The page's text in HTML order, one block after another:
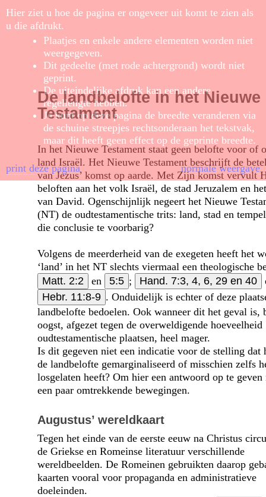
Hier ziet u hoe de pagina er ongeveer uit komt te zien als
u die afdrukt.
Plaatjes en enkele andere elementen worden niet
weergegeven.
Dit gedeelte (met rode achtergrond) wordt niet
geprint.
De uiteindelijke afdruk kan een andere
regellengte hebben.
Je kunt op deze pagina de breedte veranderen via
de schuine streepjes rechtsonderaan het tekstvak,
maar dit heeft geen effect op de geprinte breedte.
normale weergave
print deze pagina
De landbelofte in het Nieuwe
Testament
In het Nieuwe Testament staat geen belofte voor of
land Israël. Het Nieuwe Testament beschrijft de
van Jezus’ komst op aarde. Met Zijn komst vervult
beloften aan het volk Israël, de stad Jeruzalem en
van David. Ogenschijnlijk negeert het Nieuwe
(NT) de oudtestamentische trits: land, stad en
die conclusie te voorbarig?
Volgens de meerderheid van de exegeten heeft het
‘land’ in het NT slechts vier­maal een theologische
Matt. 2:2
en 5:5 ; Hand. 7:3, 4, 6, 29 en 40
Hebr. 11:8-9 . Onduidelijk is echter of deze
landbelofte bedoelen. Ook wanneer dit het geval is,
oogst, afgezet tegen de overweldigende hoeveelheid
oudtestamentische plaatsen, heel mager.
Is dit gegeven niet een indicatie voor de stelling dat
de landbelofte gemargina­liseerd of misschien zelfs
losgelaten heeft? Om hier een antwoord op te
een paar omtrekkende bewegingen.
Augustus’ wereldkaart
Tegen het einde van de eerste eeuw na Christus
de Griekse en Romeinse literatuur verschillende
wereldbeelden. De Romeinen gebruikten daarop
kaarten vooral voor propaganda en administratieve
doeleinden.